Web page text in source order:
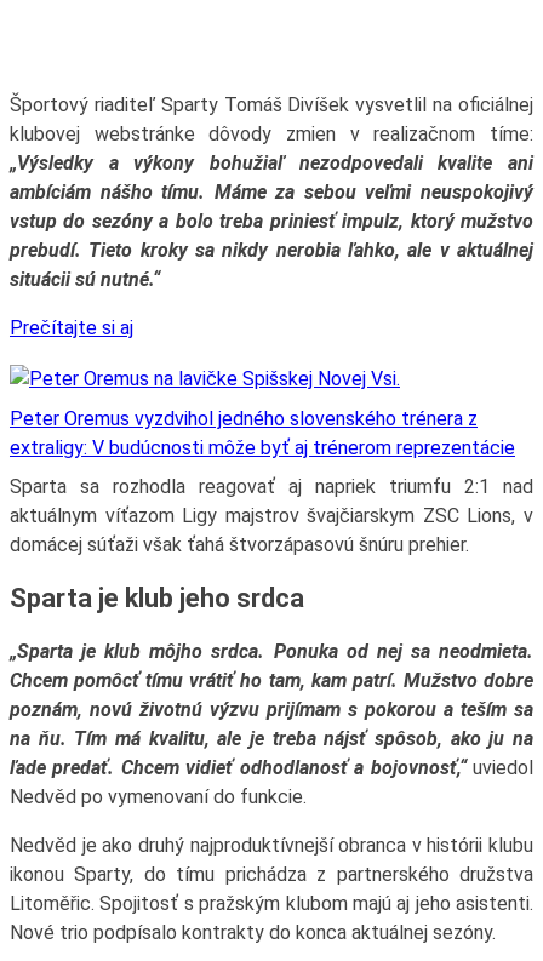
Športový riaditeľ Sparty Tomáš Divíšek vysvetlil na oficiálnej
klubovej webstránke dôvody zmien v realizačnom tíme:
„Výsledky a výkony bohužiaľ nezodpovedali kvalite ani
ambíciám nášho tímu. Máme za sebou veľmi neuspokojivý
vstup do sezóny a bolo treba priniesť impulz, ktorý mužstvo
prebudí. Tieto kroky sa nikdy nerobia ľahko, ale v aktuálnej
situácii sú nutné.“
Prečítajte si aj
Peter Oremus vyzdvihol jedného slovenského trénera z
extraligy: V budúcnosti môže byť aj trénerom reprezentácie
Sparta sa rozhodla reagovať aj napriek triumfu 2:1 nad
aktuálnym víťazom Ligy majstrov švajčiarskym ZSC Lions, v
domácej súťaži však ťahá štvorzápasovú šnúru prehier.
Sparta je klub jeho srdca
„Sparta je klub môjho srdca. Ponuka od nej sa neodmieta.
Chcem pomôcť tímu vrátiť ho tam, kam patrí. Mužstvo dobre
poznám, novú životnú výzvu prijímam s pokorou a teším sa
na ňu. Tím má kvalitu, ale je treba nájsť spôsob, ako ju na
ľade predať. Chcem vidieť odhodlanosť a bojovnosť,“uviedol
Nedvěd po vymenovaní do funkcie.
Nedvěd je ako druhý najproduktívnejší obranca v histórii klubu
ikonou Sparty, do tímu prichádza z partnerského družstva
Litoměřic. Spojitosť s pražským klubom majú aj jeho asistenti.
Nové trio podpísalo kontrakty do konca aktuálnej sezóny.